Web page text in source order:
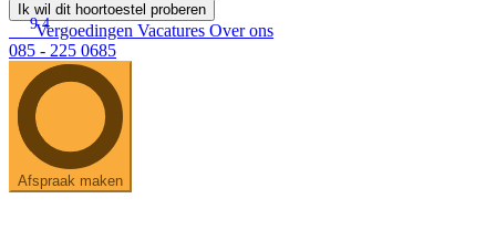
Ik wil dit hoortoestel proberen
9.4
Vergoedingen Vacatures Over ons
085 - 225 0685
Afspraak maken